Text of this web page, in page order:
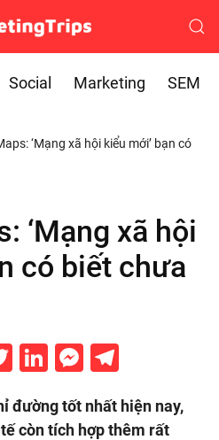
Social Marketing SEM
‘Mạng xã hội kiểu mới’ bạn có
‘Mạng xã hội
có biết chưa
Twitter
LinkedIn
đường tốt nhất hiện nay,
còn tích hợp thêm rất